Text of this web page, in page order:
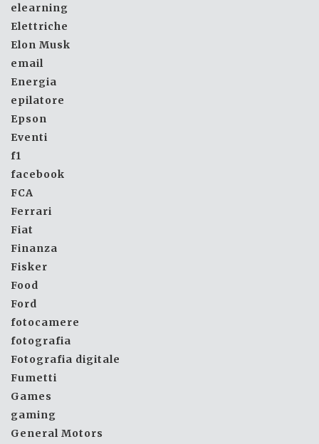
elearning
Elettriche
Elon Musk
email
Energia
epilatore
Epson
Eventi
f1
facebook
FCA
Ferrari
Fiat
Finanza
Fisker
Food
Ford
fotocamere
fotografia
Fotografia digitale
Fumetti
Games
gaming
General Motors